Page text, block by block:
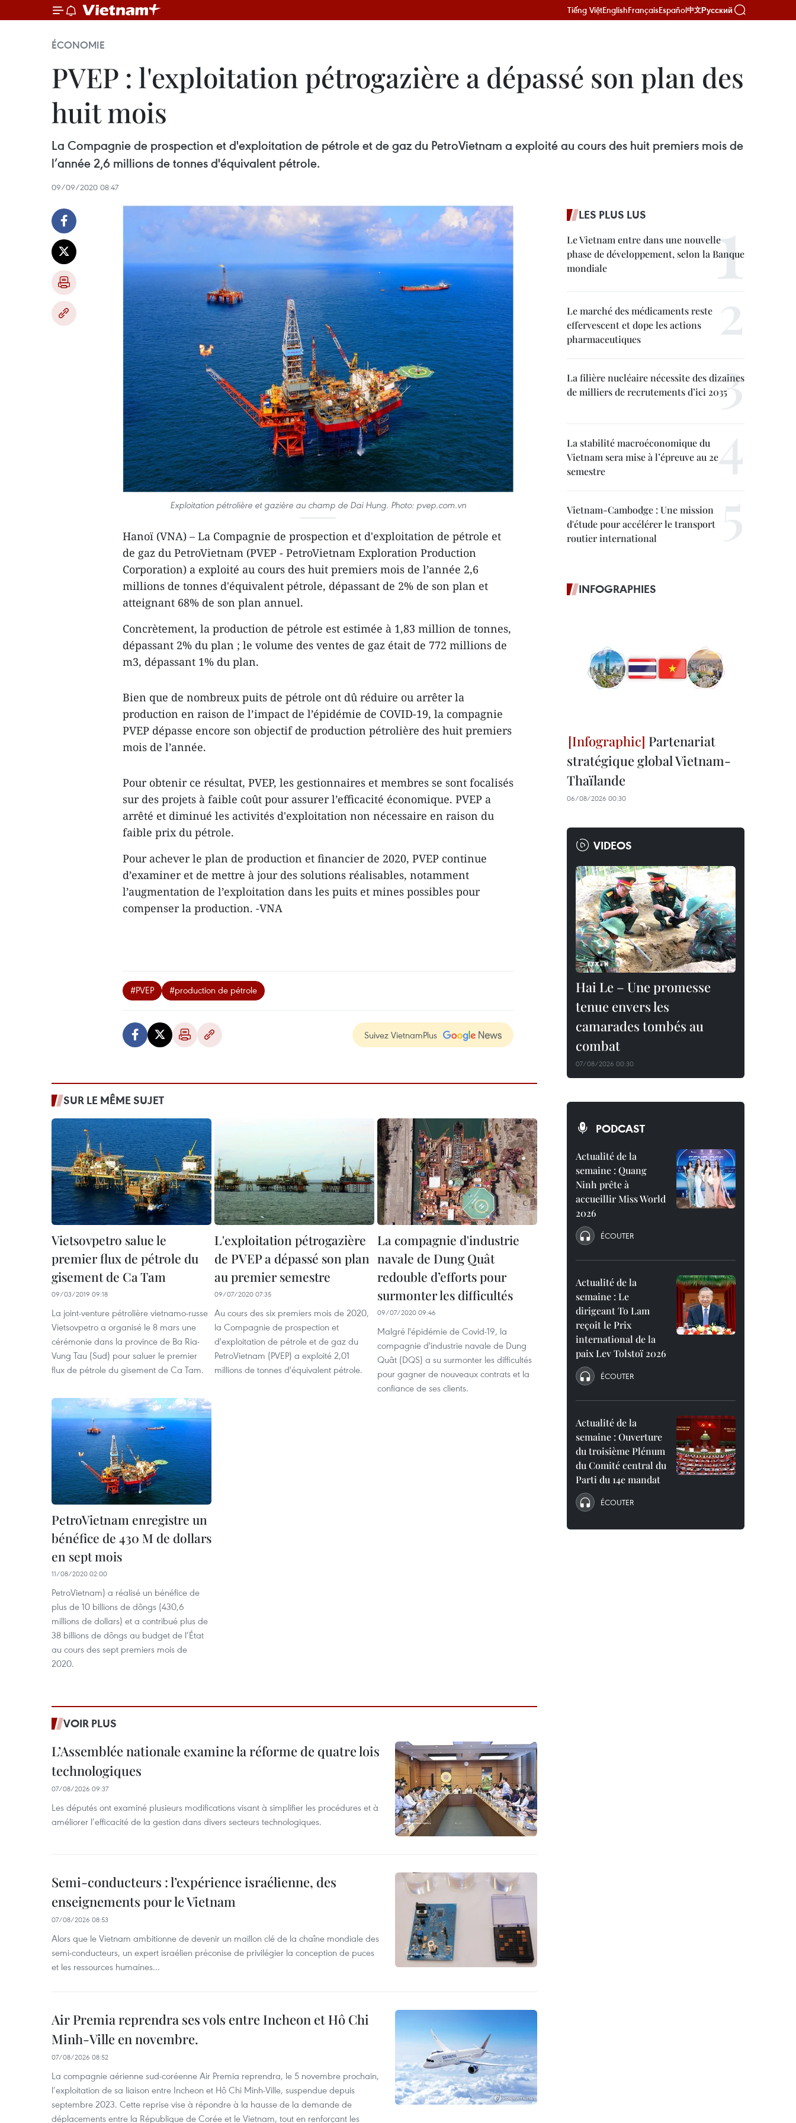
Tiếng ViệtEnglishFrançaisEspañol中文Русский
ÉCONOMIE
PVEP : l'exploitation pétrogazière a dépassé son plan des
huit mois
La Compagnie de prospection et d'exploitation de pétrole et de gaz du PetroVietnam a exploité au cours des huit premiers mois de
l’année 2,6 millions de tonnes d'équivalent pétrole.
09/09/2020 08:47
Exploitation pétrolière et gazière au champ de Dai Hung. Photo: pvep.com.vn
Hanoï (VNA) – La Compagnie de prospection et d'exploitation de pétrole et
de gaz du PetroVietnam (PVEP - PetroVietnam Exploration Production
Corporation) a exploité au cours des huit premiers mois de l’année 2,6
millions de tonnes d'équivalent pétrole, dépassant de 2% de son plan et
atteignant 68% de son plan annuel.
Concrètement, la production de pétrole est estimée à 1,83 million de tonnes,
dépassant 2% du plan ; le volume des ventes de gaz était de 772 millions de
m3, dépassant 1% du plan.
Bien que de nombreux puits de pétrole ont dû réduire ou arrêter la
production en raison de l’impact de l’épidémie de COVID-19, la compagnie
PVEP dépasse encore son objectif de production pétrolière des huit premiers
mois de l’année.
Pour obtenir ce résultat, PVEP, les gestionnaires et membres se sont focalisés
sur des projets à faible coût pour assurer l’efficacité économique. PVEP a
arrêté et diminué les activités d'exploitation non nécessaire en raison du
faible prix du pétrole.
Pour achever le plan de production et financier de 2020, PVEP continue
d’examiner et de mettre à jour des solutions réalisables, notamment
l’augmentation de l’exploitation dans les puits et mines possibles pour
compenser la production. -VNA
#PVEP #production de pétrole
Suivez VietnamPlus
SUR LE MÊME SUJET
Vietsovpetro salue le
premier flux de pétrole du
gisement de Ca Tam
09/03/2019 09:18
La joint-venture pétrolière vietnamo-russe
Vietsovpetro a organisé le 8 mars une
cérémonie dans la province de Ba Ria-
Vung Tau (Sud) pour saluer le premier
flux de pétrole du gisement de Ca Tam.
L'exploitation pétrogazière
de PVEP a dépassé son plan
au premier semestre
09/07/2020 07:35
Au cours des six premiers mois de 2020,
la Compagnie de prospection et
d'exploitation de pétrole et de gaz du
PetroVietnam (PVEP) a exploité 2,01
millions de tonnes d'équivalent pétrole.
La compagnie d'industrie
navale de Dung Quât
redouble d’efforts pour
surmonter les difficultés
09/07/2020 09:46
Malgré l'épidémie de Covid-19, la
compagnie d'industrie navale de Dung
Quât (DQS) a su surmonter les difficultés
pour gagner de nouveaux contrats et la
confiance de ses clients.
PetroVietnam enregistre un
bénéfice de 430 M de dollars
en sept mois
11/08/2020 02:00
PetroVietnam) a réalisé un bénéfice de
plus de 10 billions de dôngs (430,6
millions de dollars) et a contribué plus de
38 billions de dôngs au budget de l’État
au cours des sept premiers mois de
2020.
VOIR PLUS
L’Assemblée nationale examine la réforme de quatre lois
technologiques
07/08/2026 09:37
Les députés ont examiné plusieurs modifications visant à simplifier les procédures et à
améliorer l’efficacité de la gestion dans divers secteurs technologiques.
Semi-conducteurs : l’expérience israélienne, des
enseignements pour le Vietnam
07/08/2026 08:53
Alors que le Vietnam ambitionne de devenir un maillon clé de la chaîne mondiale des
semi-conducteurs, un expert israélien préconise de privilégier la conception de puces
et les ressources humaines...
Air Premia reprendra ses vols entre Incheon et Hô Chi
Minh-Ville en novembre.
07/08/2026 08:52
La compagnie aérienne sud-coréenne Air Premia reprendra, le 5 novembre prochain,
l’exploitation de sa liaison entre Incheon et Hô Chi Minh-Ville, suspendue depuis
septembre 2023. Cette reprise vise à répondre à la hausse de la demande de
déplacements entre la République de Corée et le Vietnam, tout en renforçant les
LES PLUS LUS
Le Vietnam entre dans une nouvelle
phase de développement, selon la Banque
mondiale
Le marché des médicaments reste
effervescent et dope les actions
pharmaceutiques
La filière nucléaire nécessite des dizaines
de milliers de recrutements d’ici 2035
La stabilité macroéconomique du
Vietnam sera mise à l’épreuve au 2e
semestre
Vietnam-Cambodge : Une mission
d'étude pour accélérer le transport
routier international
INFOGRAPHIES
Partenariat
stratégique global Vietnam-
Thaïlande
06/08/2026 00:30
VIDEOS
Hai Le – Une promesse
tenue envers les
camarades tombés au
combat
07/08/2026 00:30
PODCAST
Actualité de la
semaine : Quang
Ninh prête à
accueillir Miss World
2026
ÉCOUTER
Actualité de la
semaine : Le
dirigeant To Lam
reçoit le Prix
international de la
paix Lev Tolstoï 2026
ÉCOUTER
Actualité de la
semaine : Ouverture
du troisième Plénum
du Comité central du
Parti du 14e mandat
ÉCOUTER